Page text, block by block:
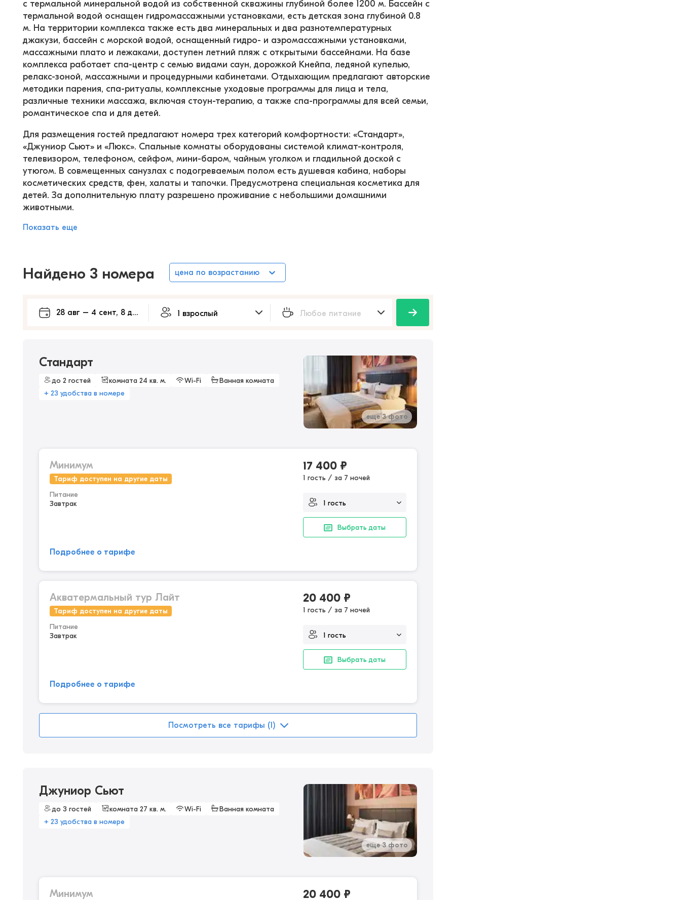
с термальной минеральной водой из собственной скважины глубиной более 1200 м. Бассейн c
термальной водой оснащен гидромассажными установками, есть детская зона глубиной 0.8
м. На территории комплекса также есть два минеральных и два разнотемпературных
джакузи, бассейн с морской водой, оснащенный гидро- и аэромассажными установками,
массажными плато и лежаками, доступен летний пляж с открытыми бассейнами. На базе
комплекса работает спа-центр с семью видами саун, дорожкой Кнейпа, ледяной купелью,
релакс-зоной, массажными и процедурными кабинетами. Отдыхающим предлагают авторские
методики парения, спа-ритуалы, комплексные уходовые программы для лица и тела,
различные техники массажа, включая стоун-терапию, а также спа-программы для всей семьи,
романтическое спа и для детей.
Для размещения гостей предлагают номера трех категорий комфортности: «Стандарт»,
«Джуниор Сьют» и «Люкс». Спальные комнаты оборудованы системой климат-контроля,
телевизором, телефоном, сейфом, мини-баром, чайным уголком и гладильной доской с
утюгом. В совмещенных санузлах с подогреваемым полом есть душевая кабина, наборы
косметических средств, фен, халаты и тапочки. Предусмотрена специальная косметика для
детей. За дополнительную плату разрешено проживание с небольшими домашними
животными.
Показать еще
Найдено 3 номера цена по возрастанию
Стандарт
до 2 гостей комната 24 кв. м. Wi-Fi
Ванная комната
+ 23 удобства в номере
еще 3 фото
Минимум
Тариф доступен на другие даты
Питание
Завтрак
17 400 ₽
1 гость / за 7 ночей
Выбрать даты
Подробнее о тарифе
Акватермальный тур Лайт
Тариф доступен на другие даты
Питание
Завтрак
20 400 ₽
1 гость / за 7 ночей
Выбрать даты
Подробнее о тарифе
Посмотреть все тарифы (1)
Джуниор Сьют
до 3 гостей комната 27 кв. м. Wi-Fi
Ванная комната
+ 23 удобства в номере
еще 3 фото
Минимум 20 400 ₽